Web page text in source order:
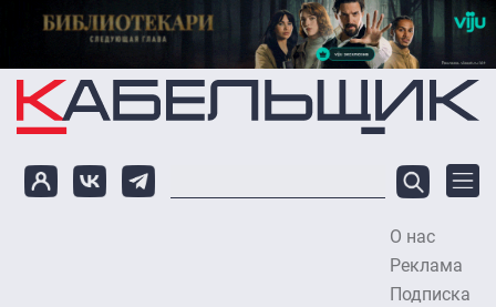
Перейти к основному содержанию
О нас
Реклама
Подписка